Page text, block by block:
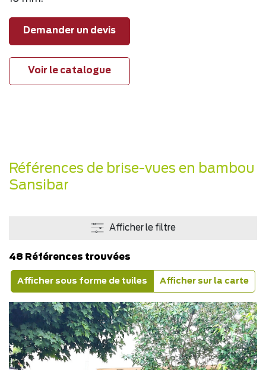
Demander un devis
Voir le catalogue
Références de brise-vues en bambou
Sansibar
Afficher le filtre
48 Références trouvées
Afficher sous forme de tuiles Afficher sur la carte